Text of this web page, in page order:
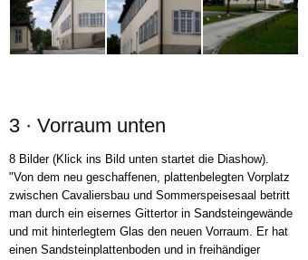
3 · Vorraum unten
8 Bilder (Klick ins Bild unten startet die Diashow).
"Von dem neu geschaffenen, plattenbelegten Vorplatz
zwischen Cavaliersbau und Sommerspeisesaal betritt
man durch ein eisernes Gittertor in Sandsteingewände
und mit hinterlegtem Glas den neuen Vorraum. Er hat
einen Sandsteinplattenboden und in freihändiger